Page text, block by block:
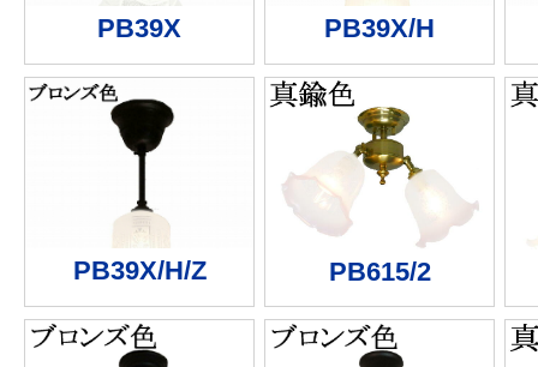
PB39X PB39X/H
PB39X/H/Z PB615/2